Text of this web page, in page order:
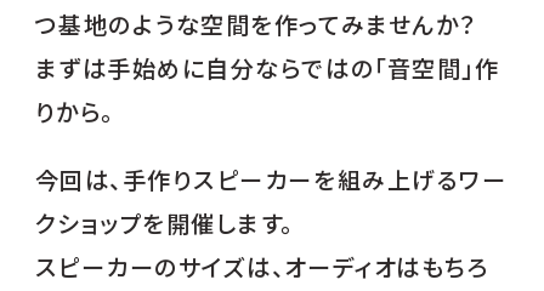
つ基地のような空間を作ってみませんか？
まずは手始めに自分ならではの「音空間」作
りから。
今回は、手作りスピーカーを組み上げるワー
クショップを開催します。
スピーカーのサイズは、オーディオはもちろ